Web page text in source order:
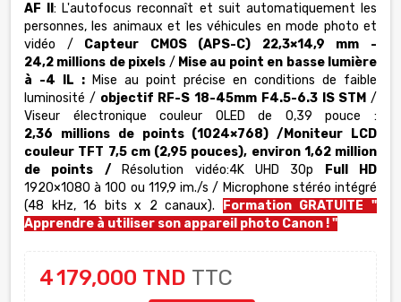
AF II: L'autofocus reconnaît et suit automatiquement les
personnes, les animaux et les véhicules en mode photo et
vidéo / Capteur CMOS (APS-C) 22,3×14,9 mm -
24,2 millions de pixels / Mise au point en basse lumière
à -4 IL : Mise au point précise en conditions de faible
luminosité / objectif RF-S 18-45mm F4.5-6.3 IS STM /
Viseur électronique couleur OLED de 0,39 pouce :
2,36 millions de points (1024×768) /Moniteur LCD
couleur TFT 7,5 cm (2,95 pouces), environ 1,62 million
de points /
Résolution vidéo:4K UHD 30p Full HD
1920×1080 à 100 ou 119,9 im./s / Microphone stéréo intégré
(48 kHz, 16 bits x 2 canaux).
Formation GRATUITE "
Apprendre à utiliser son appareil photo Canon ! "
4 179,000 TND TTC